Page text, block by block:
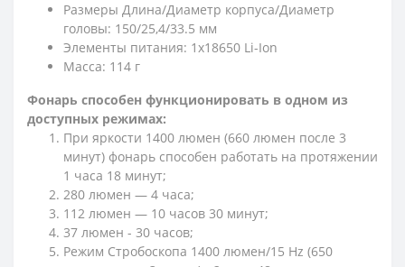
Размеры Длина/Диаметр корпуса/Диаметр
головы: 150/25,4/33.5 мм
Элементы питания: 1x18650 Li-Ion
Масса: 114 г
Фонарь способен функционировать в одном из
доступных режимах:
При яркости 1400 люмен (660 люмен после 3
минут) фонарь способен работать на протяжении
1 часа 18 минут;
280 люмен — 4 часа;
112 люмен — 10 часов 30 минут;
37 люмен - 30 часов;
Режим Стробоскопа 1400 люмен/15 Hz (650